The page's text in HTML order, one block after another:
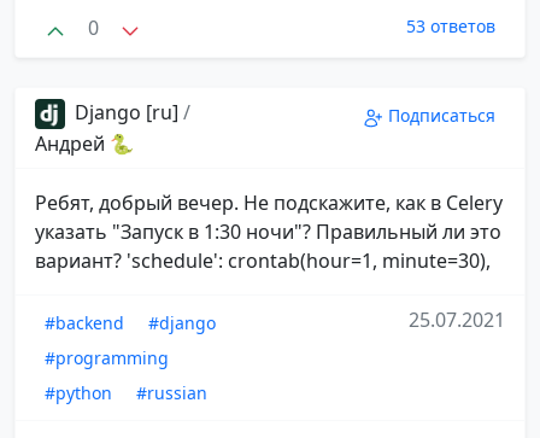
0 53 ответов
Django [ru] /
Андрей 🐍
Подписаться
Ребят, добрый вечер. Не подскажите, как в Celery
указать "Запуск в 1:30 ночи"? Правильный ли это
вариант? 'schedule': crontab(hour=1, minute=30),
#backend
#django
#programming
#python
#russian
25.07.2021